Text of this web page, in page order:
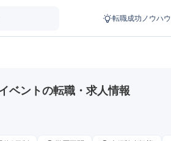
転職成功ノウハウ
ベントの転職・求人情報